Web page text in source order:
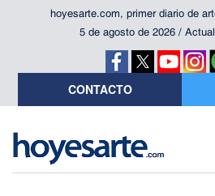
hoyesarte.com, primer diario de
5 de agosto de 2026 /
CONTACTO